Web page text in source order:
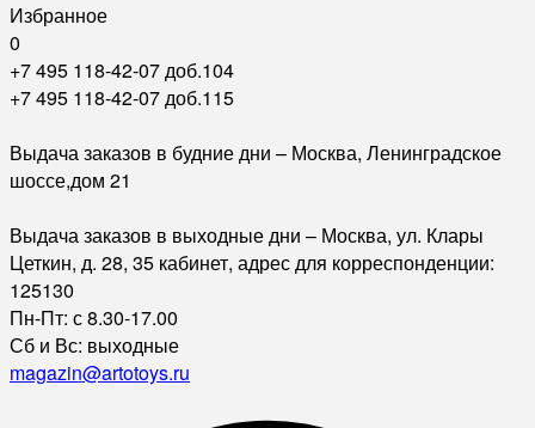
Избранное
0
+7 495 118-42-07 доб.104
+7 495 118-42-07 доб.115
Выдача заказов в будние дни – Москва, Ленинградское
шоссе,дом 21
Выдача заказов в выходные дни – Москва, ул. Клары
Цеткин, д. 28, 35 кабинет, адрес для корреспонденции:
125130
Пн-Пт: с 8.30-17.00
Сб и Вс: выходные
magazin@artotoys.ru